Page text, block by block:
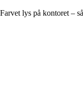
Farvet lys på kontoret –